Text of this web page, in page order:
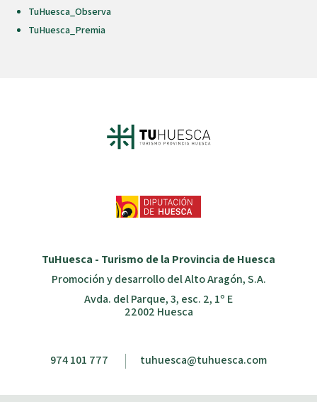
TuHuesca_Observa
TuHuesca_Premia
TuHuesca - Turismo de la Provincia de Huesca
Promoción y desarrollo del Alto Aragón, S.A.
Avda. del Parque, 3, esc. 2, 1º E
22002 Huesca
974 101 777 tuhuesca@tuhuesca.com